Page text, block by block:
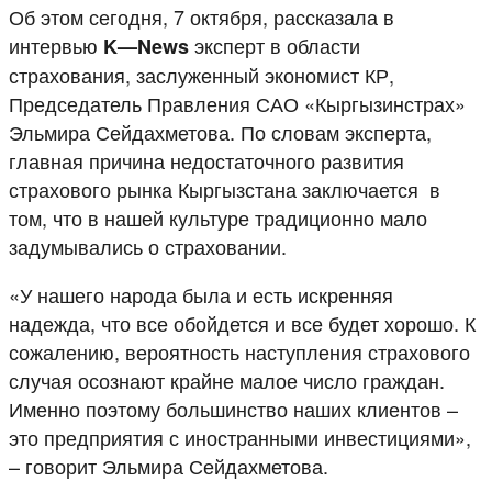
Об этом сегодня, 7 октября, рассказала в
интервью K—Newsэксперт в области
страхования, заслуженный экономист КР,
Председатель Правления САО «Кыргызинстрах»
Эльмира Сейдахметова. По словам эксперта,
главная причина недостаточного развития
страхового рынка Кыргызстана заключается в
том, что в нашей культуре традиционно мало
задумывались о страховании.
«У нашего народа была и есть искренняя
надежда, что все обойдется и все будет хорошо. К
сожалению, вероятность наступления страхового
случая осознают крайне малое число граждан.
Именно поэтому большинство наших клиентов –
это предприятия с иностранными инвестициями»,
– говорит Эльмира Сейдахметова.